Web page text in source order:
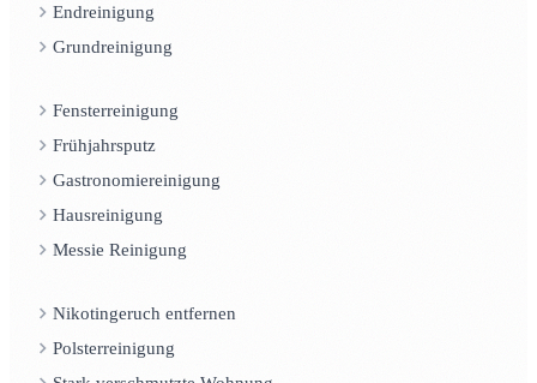
Endreinigung
Grundreinigung
Fensterreinigung
Frühjahrsputz
Gastronomiereinigung
Hausreinigung
Messie Reinigung
Nikotingeruch entfernen
Polsterreinigung